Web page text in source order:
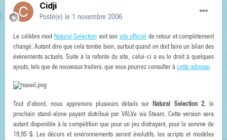
Cidji
Posté(e) le 1 novembre 2006
Le célèbre mod Natural Selection voit son site officiel de retour et complètement
changé. Autant dire que cela tombe bien, surtout quand on doit faire un bilan des
évènements actuels. Suite à la refonte du site, celui-ci a eu le droit à quelques
ajouts, tels que de nouveaux trailers, que vous pourrez consulter à cette adresse.
Tout d'abord, nous apprenons plusieurs détails surNatural Selection 2, le
prochain stand-alone payant distribué par VALVe via Steam. Cette version sera
autant disponible à la compétition que pour un jeu distrayant, pour la somme de
19,95 $. Les décors et environnements seront évolutifs, les scripts et modèles